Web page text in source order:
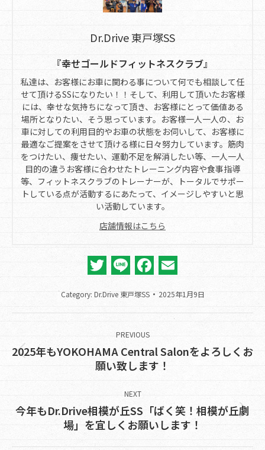
Dr.Drive 東戸塚SS
『幸せゴールドフィットネスクラブ』
私達は、お客様にお車に関わる事について何でも相談して任
せて頂けるSSになりたい！！そして、利用して頂いたお客様
には、幸せな気持ちになって頂き、お客様にとって価値ある
場所となりたい、そう思っています。お客様一人一人の、お
車に対しての利用目的やお車の状態をお伺いして、お客様に
最適なご提案をさせて頂ける様に日々努力しています。筋肉
をつけたい、痩せたい、運動不足を解消したい等、一人一人
目的の違うお客様に合わせたトレーニング内容や食事指導
等、フィットネスクラブのトレーナーが、トータルでサポー
トしている点が活動するにあたって、イメージしやすいと思
い活動しています。
店舗情報はこちら
Twitter
LineFacebook
Category: Dr.Drive 東戸塚SS 2025年1月9日
navigation
PREVIOUS
Previous
post:
2025年もYOKOHAMA Central Salonをよろしくお
願い致します！
NEXT
Next
post:
今年もDr.Drive相模が丘SS「ばく笑！相模が丘劇
場」を宜しくお願いします！